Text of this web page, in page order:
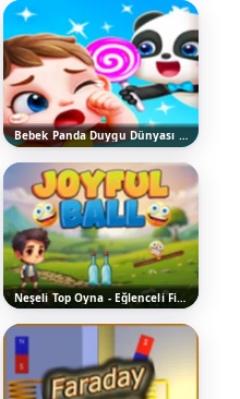
Bebek Panda Duygu Dünyası - Ücretsiz Online Oyna
Neşeli Top Oyna - Eğlenceli Fizik Bulmaca Oyunu